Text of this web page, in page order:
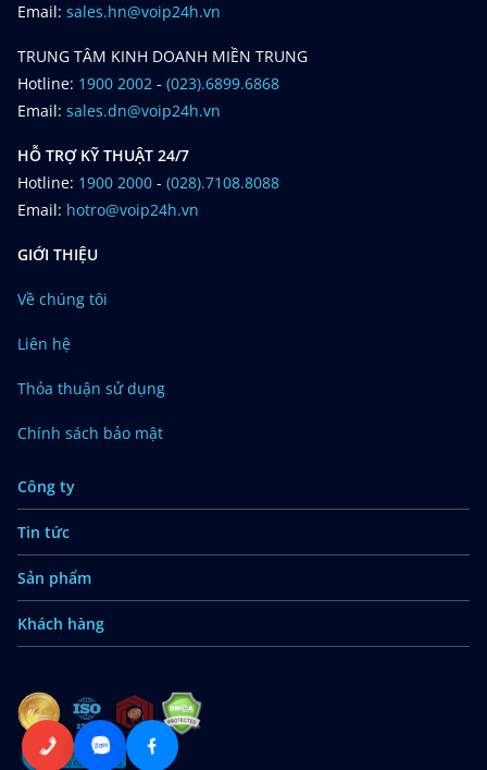
Email: sales.hn@voip24h.vn
TRUNG TÂM KINH DOANH MIỀN TRUNG
Hotline: 1900 2002 - (023).6899.6868
Email: sales.dn@voip24h.vn
HỖ TRỢ KỸ THUẬT 24/7
Hotline: 1900 2000 - (028).7108.8088
Email: hotro@voip24h.vn
GIỚI THIỆU
Về chúng tôi
Liên hệ
Thỏa thuận sử dụng
Chính sách bảo mật
Công ty
Tin tức
Sản phẩm
Khách hàng